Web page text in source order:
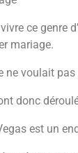
ce genre
mariage.
ne voulait
donc
est un